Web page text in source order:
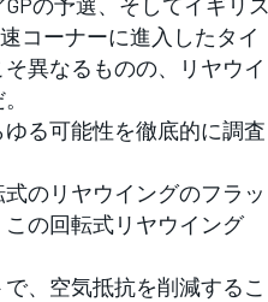
コーナーに進入したタイ
異なるものの、リヤウイ
る可能性を徹底的に調査
のリヤウイングのフラッ
の回転式リヤウイング
、空気抵抗を削減するこ